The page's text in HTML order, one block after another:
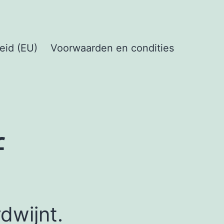
(EU) Voorwaarden en condities